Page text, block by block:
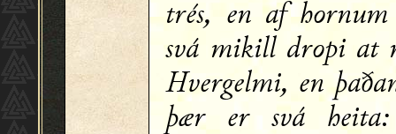
trés, en af
svá mikill dropi at
Hvergelmi, en
þær er svá